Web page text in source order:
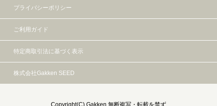
プライバシーポリシー
ご利用ガイド
特定商取引法に基づく表示
株式会社Gakken SEED
Copyright(C) Gakken 無断複写・転載を禁ず